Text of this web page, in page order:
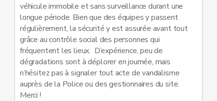
véhicule immobile et sans surveillance durant une
longue période. Bien que des équipes y passent
régulièrement, la sécurité y est assurée avant tout
grâce au contrôle social des personnes qui
fréquentent les lieux. D’expérience, peu de
dégradations sont à déplorer en journée, mais
n’hésitez pas à signaler tout acte de vandalisme
auprès de la Police ou des gestionnaires du site.
Merci !